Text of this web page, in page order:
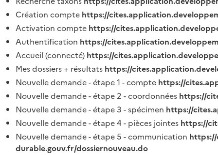
Création compte https://
Activation compte https://
Authentification https://
Accueil (connecté) https://
Mes dossiers + résultats https://
Nouvelle demande - étape 1 - compte https://
Nouvelle demande - étape 2 - coordonnées https://
Nouvelle demande - étape 3 - spécimen https://
Nouvelle demande - étape 4 - pièces jointes https://
Nouvelle demande - étape 5 - communication
durable.gouv.fr/dossiernouveau.do